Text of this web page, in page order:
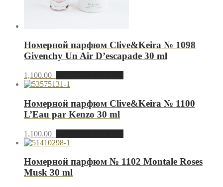
Номерной парфюм Clive&Keira № 1098
Givenchy Un Air D’escapade 30 ml
1,100.00
Номерной парфюм Clive&Keira № 1100
L’Eau par Kenzo 30 ml
1,100.00
Номерной парфюм № 1102 Montale Roses
Musk 30 ml